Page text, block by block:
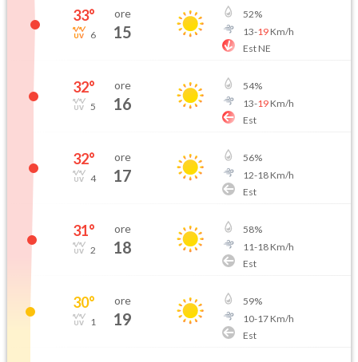
33°
6
ore
15
52%
13-19Km/h
Est NE
32°
5
ore
16
54%
13-19Km/h
Est
32°
4
ore
17
56%
12-18Km/h
Est
31°
2
ore
18
58%
11-18Km/h
Est
30°
1
ore
19
59%
10-17Km/h
Est